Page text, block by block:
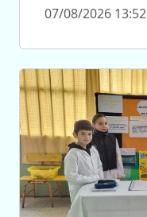
07/08/2026 13:52